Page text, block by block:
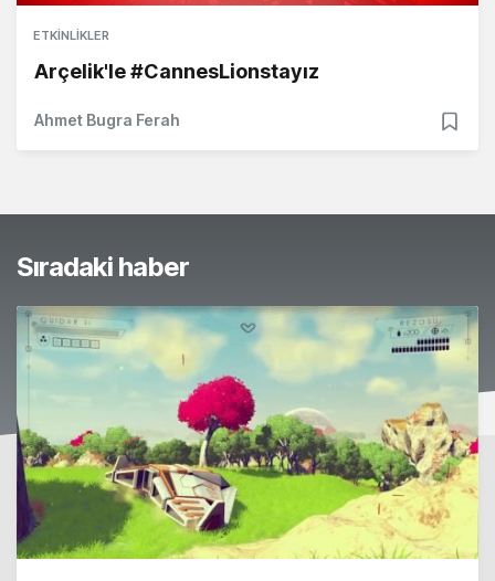
ETKINLIKLER
Arçelik'le #CannesLionstayız
Ahmet Bugra Ferah
Sıradaki haber